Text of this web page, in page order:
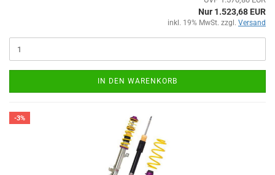
Nur 1.523,68 EUR
inkl. 19% MwSt. zzgl. Versand
IN DEN WARENKORB
-3%